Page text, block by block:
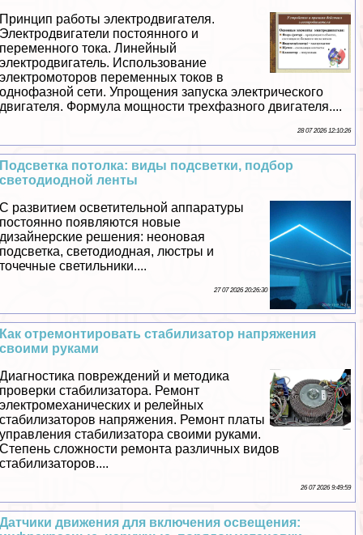
Принцип работы электродвигателя.
Электродвигатели постоянного и
переменного тока. Линейный
электродвигатель. Использование
электромоторов переменных токов в
однофазной сети. Упрощения запуска электрического
двигателя. Формула мощности трехфазного двигателя....
28 07 2026 12:10:26
Подсветка потолка: виды подсветки, подбор
светодиодной ленты
С развитием осветительной аппаратуры
постоянно появляются новые
дизайнерские решения: неоновая
подсветка, светодиодная, люстры и
точечные светильники....
27 07 2026 20:26:30
Как отремонтировать стабилизатор напряжения
своими руками
Диагностика повреждений и методика
проверки стабилизатора. Ремонт
электромеханических и релейных
стабилизаторов напряжения. Ремонт платы
управления стабилизатора своими руками.
Степень сложности ремонта различных видов
стабилизаторов....
26 07 2026 9:49:59
Датчики движения для включения освещения: